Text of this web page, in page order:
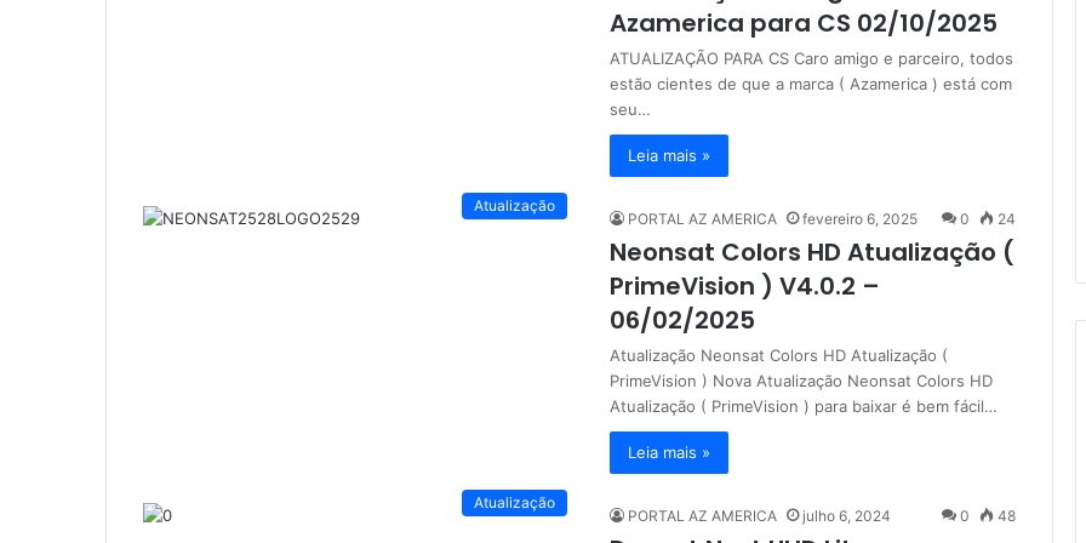
Azamerica para CS 02/10/2025
ATUALIZAÇÃO PARA CS Caro amigo e parceiro, todos
estão cientes de que a marca ( Azamerica ) está com
seu…
Leia mais »
Atualização
PORTAL AZ AMERICA fevereiro 6, 2025 0 24
Neonsat Colors HD Atualização (
PrimeVision ) V4.0.2 –
06/02/2025
Atualização Neonsat Colors HD Atualização (
PrimeVision ) Nova Atualização Neonsat Colors HD
Atualização ( PrimeVision ) para baixar é bem fácil…
Leia mais »
Atualização
PORTAL AZ AMERICA julho 6, 2024 0 48